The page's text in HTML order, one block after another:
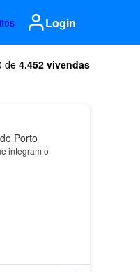
Login
de4.452 vivendas
Porto
integram o